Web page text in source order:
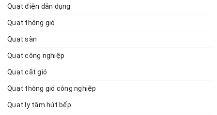
Quạt điện dân dụng
Quạt thông gió
Quạt sàn
Quạt công nghiệp
Quạt cắt gió
Quạt thông gió công nghiệp
Quạt ly tâm hút bếp